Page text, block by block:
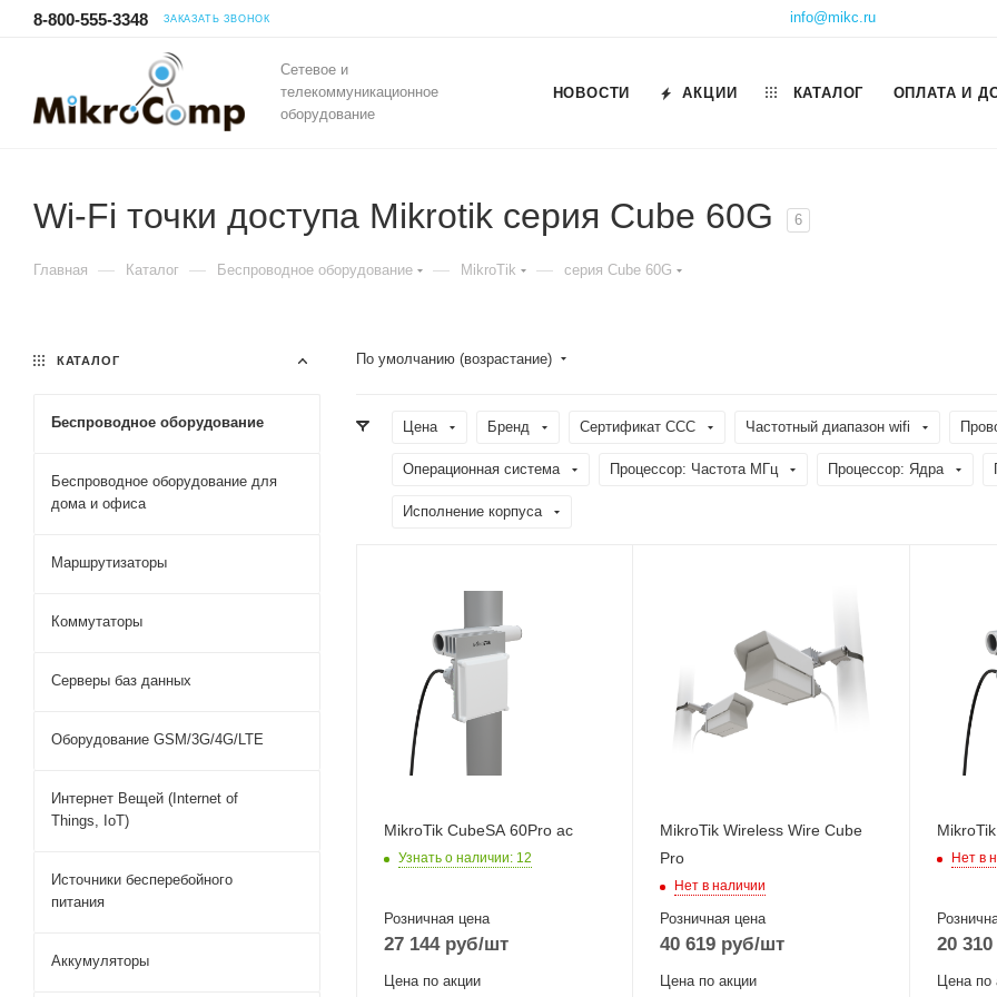
8-800-555-3348 ЗАКАЗАТЬ ЗВОНОК info@mikc.ru
Сетевое и
телекоммуникационное
оборудование
НОВОСТИ АКЦИИ КАТАЛОГ ОПЛАТА И
Wi-Fi точки доступа Mikrotik серия Cube 60G 6
Главная — Каталог — Беспроводное оборудование — MikroTik — серия Cube 60G
По умолчанию (возрастание)
Цена Бренд Сертификат ССС Частотный диапазон wifi
Операционная система Процессор: Частота МГц Процессор: Ядра
Исполнение корпуса
802.11ay + 5 ГГц
802.11a/n/ac MIMO
MikroTik CubeSA 60Pro ac
Узнать о наличии: 12
Розничная цена
27 144руб/шт
Цена по акции
1xGigabit Ethernet
Wi-Fi интерфейсы
Два: 60 ГГц
802.11ay + 5 ГГц
MikroTik Wireless Wire Cube
Pro
Нет в наличии
Розничная цена
40 619 руб/шт
Цена по акции
Wi-Fi
Два: 60
Нет в
20 310
Цена по
КАТАЛОГ
Беспроводное оборудование
Беспроводное оборудование для
дома и офиса
Маршрутизаторы
Коммутаторы
Серверы баз данных
Оборудование GSM/3G/4G/LTE
Интернет Вещей (Internet of
Things, IoT)
Источники бесперебойного
питания
Аккумуляторы